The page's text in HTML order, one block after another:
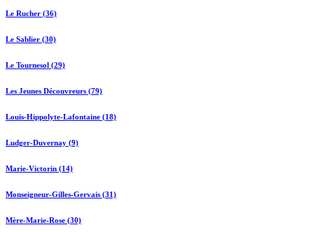
Le Rucher (36)
Le Sablier (30)
Le Tournesol (29)
Les Jeunes Découvreurs (79)
Louis-Hippolyte-Lafontaine (18)
Ludger-Duvernay (9)
Marie-Victorin (14)
Monseigneur-Gilles-Gervais (31)
Mère-Marie-Rose (30)